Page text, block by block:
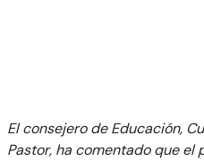
El consejero de Educación,
Pastor, ha comentado que el